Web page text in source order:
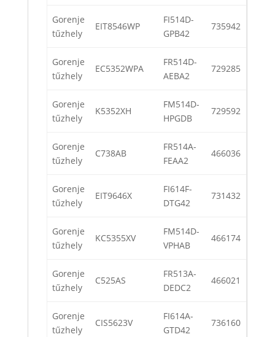
Gorenje
tűzhely
EIT8546WP
FI514D-
GPB42
735942
Gorenje
tűzhely
EC5352WPA
FR514D-
AEBA2
729285
Gorenje
tűzhely
K5352XH
FM514D-
HPGDB
729592
Gorenje
tűzhely
C738AB
FR514A-
FEAA2
466036
Gorenje
tűzhely
EIT9646X
FI614F-
DTG42
731432
Gorenje
tűzhely
KC5355XV
FM514D-
VPHAB
466174
Gorenje
tűzhely
C525AS
FR513A-
DEDC2
466021
Gorenje
tűzhely
CIS5623V
FI614A-
GTD42
736160